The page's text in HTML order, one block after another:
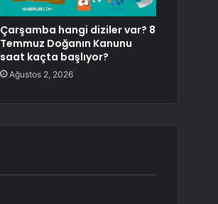
Çarşamba hangi diziler var? 8
Temmuz Doğanın Kanunu
saat kaçta başlıyor?
Ağustos 2, 2026